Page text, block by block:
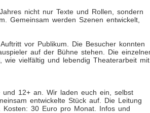
nicht nur Texte und Rollen, sondern
Gemeinsam werden Szenen entwickelt,
vor Publikum. Die Besucher konnten
auf der Bühne stehen. Die
wie vielfältig und lebendig Theaterarbeit mit
12+ an. Wir laden euch ein, selbst
entwickelte Stück auf. Die Leitung
Kosten: 30 Euro pro Monat. Infos und